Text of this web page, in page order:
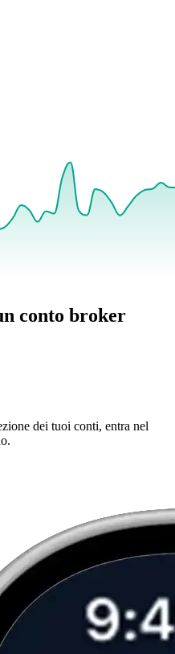
conto broker
dei tuoi conti, entra nel